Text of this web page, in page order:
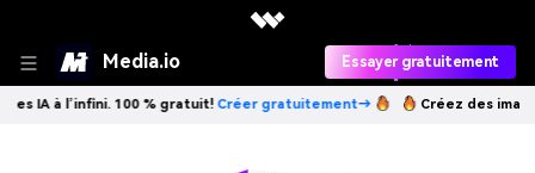
Media.io Essayer gratuitement
IA à l’infini. 100 % gratuit!Créer gratuitement→ Créez des images